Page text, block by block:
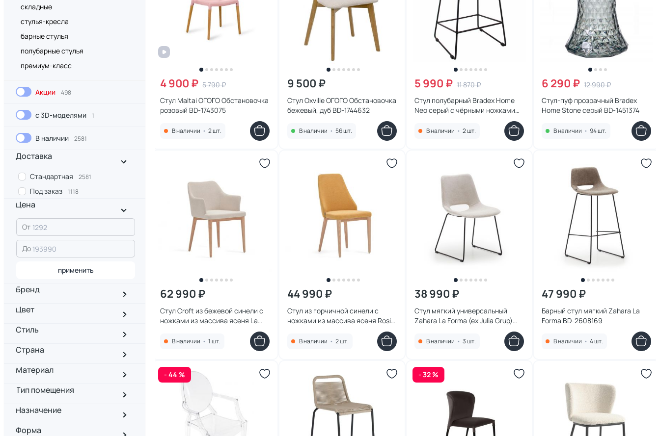
складные
стулья-кресла
барные стулья
полубарные стулья
премиум-класс
Акции 498
с 3D-моделями 1
В наличии 2581
Доставка
Стандартная 2581
Под заказ 1118
Цена
От
До
применить
Бренд
Цвет
Стиль
Страна
Материал
Тип помещения
Назначение
Форма
4 900 ₽ 5 790 ₽
Стул Maltai ОГОГО Обстановочка
розовый BD-1743075
В наличии • 2 шт.
9 500 ₽
Стул Oxville ОГОГО Обстановочка
бежевый, дуб BD-1744632
В наличии • 56 шт.
5 990 ₽ 11 870 ₽
Стул полубарный Bradex Home
Neo серый с чёрными ножками
В наличии • 2 шт.
6 290 ₽ 12 990 ₽
Стул-пуф прозрачный Bradex
Home Stone серый BD-1451374
В наличии • 94 шт.
62 990 ₽
Стул Croft из бежевой синели с
ножками из массива ясеня La
Forma (ex Julia Grup) BD-2608214
В наличии • 1 шт.
44 990 ₽
Стул из горчичной синели с
ножками из массива ясеня Rosie
2608181
В наличии • 2 шт.
38 990 ₽
Стул мягкий универсальный
Zahara La Forma (ex Julia Grup)
В наличии • 3 шт.
47 990 ₽
Барный стул мягкий Zahara La
Forma BD-2608169
В наличии • 4 шт.
- 44 % - 32 %